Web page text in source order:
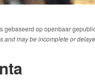
gebaseerd op openbaar
and may be incomplete or